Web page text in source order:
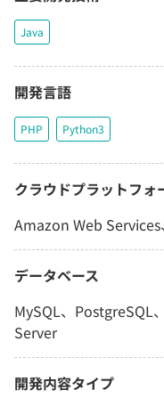
Java
開発言語
PHP Python3
クラウドプラットフォ
Amazon Web
データベース
MySQL、PostgreSQL
Server
開発内容タイプ